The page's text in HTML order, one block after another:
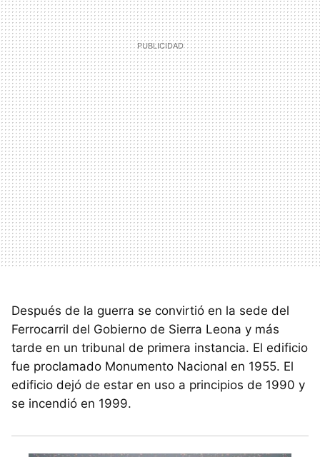
Después de la guerra se convirtió en la sede del
Ferrocarril del Gobierno de Sierra Leona y más
tarde en un tribunal de primera instancia. El edificio
fue proclamado Monumento Nacional en 1955. El
edificio dejó de estar en uso a principios de 1990 y
se incendió en 1999.